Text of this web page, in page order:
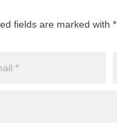
fields are marked with *